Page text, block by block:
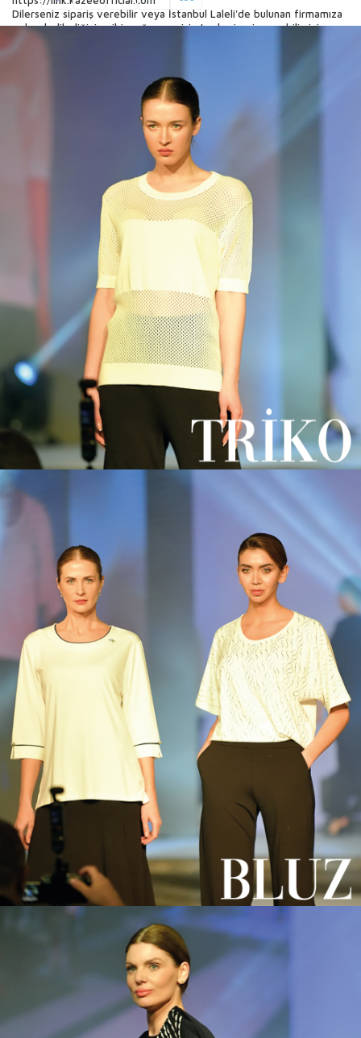
Dilerseniz sipariş verebilir veya İstanbul Laleli'de bulunan firmamıza
gelerek dilediğiniz gibi mağazanız için toplu sipariş verebilirsiniz.
Kazy Kadın Giyim Şirketi. Bir Türk kadın giyim ve triko markası olan
01:13 Büyük beden bluz modelleri
02:51 Truva kollu bluz modelleri
05:53 Uzun kollu bluz modelleri
Kazee kadın giyim üreticisi. Bir Türk bayan giyim ve triko markası
olan Kazee, hazır giyim sektöründe faaliyet gösteren bir firmadır.
Bayan giyim üzerine hizmet vermektedir. İstanbul Laleli'de iki,
Antalya'da üç bayan giyim ve triko mağazası bulunmaktadır. Köklü
şirketimiz kalitesini hem Türkiye'de hem de yurt dışında kanıtlamış
ve birçok ürün sağlamıştır. Beğendiğiniz ürünler hakkında bilgi almak
için bizimle iletişime geçebilirsiniz.
Kazee bayan giyim ürünleri; Bayan triko, bayan pantolon, bayan
gömlek, bayan bluz, bayan penye, bayan örgü elbise, bayan mont,
bayan kaban ve büyük beden bayan giyim üretimi, toptan satışı ve
ihracatını yapmaktadır. Dilerseniz toptan veya perakende sipariş
verebilirsiniz. Özel etiketinizi fabrikamızdan firmanıza özel olarak
sipariş verebilirsiniz. Ürünlerimizi web sitelerimiz üzerinden
inceleyebilir ve bizimle iletişime geçebilirsiniz.
KAZEE & INTERPOLO LALELİ Adres:
Mimarlar Mahallesi Kemalettin, Şahir Haşmet Sokak, No. 4, LALELİ /
İSTANBUL, TÜRKİYE
Harita : https://g.page/kazeecomtr?gm
3D Mağazası : https://my.matterport.com/show/?m=Cbo11uFAAuX
Adres: KAZEE LALELİ
Koska Sokak No:4/B LALELİ-İSTANBUL - TÜRKİYE
Harita : https://g.page/kazeeoficial?gm
3D Mağazası : https://my.matterport.com/show/?
m=WWu8DSaNU1S
KAZEE RIXOS PREMIUM BELEK:
İleribaşı Mevkii Belek / Serik / Antalya
3D: https://my.matterport.com/show/?m=qEQmJeh59zY
REEL Tekstil & KAZEE:
Topkapı Maltepe yollu Obaköy iş merkezi No: 110/216/A, 34010
Zeytinburnu / İstanbul / Türkiye
Harita: https://g.page/r/CQkxVdR8VnhxEAo
Sayfamızın tüm hakları KAZEE markasına aittir. Kazee, REEL
TEKSTİL'in ticari markasıdır ve tüm hakları kendisine aittir.
Sayfamızdaki tüm videolar firmamıza ait olup, sayfamızdaki ürünler
kendi ürünlerimiz olup tüm patent ve sertifikaları mevcuttur.
Patent kayıt numarası: 1506822
REEL Tekstil Sanayi Ticaret Limited Şirketi
Merkez: Maltepe Yolu Obaköy İş Merkezi No: 11/216 Zeytinburnu -
Vergi dairesi: Davutpaşa
Vergi numarası: 7340050671
Ticari sicil numarası: 294018/241600
KAZEE markası şirketimize aittir ve Madrid Uluslararası Sözleşmesi